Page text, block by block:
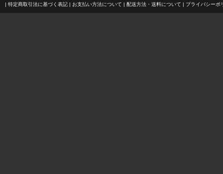
| 特定商取引法に基づく表記 | お支払い方法について | 配送方法・送料について | プライバシーポ